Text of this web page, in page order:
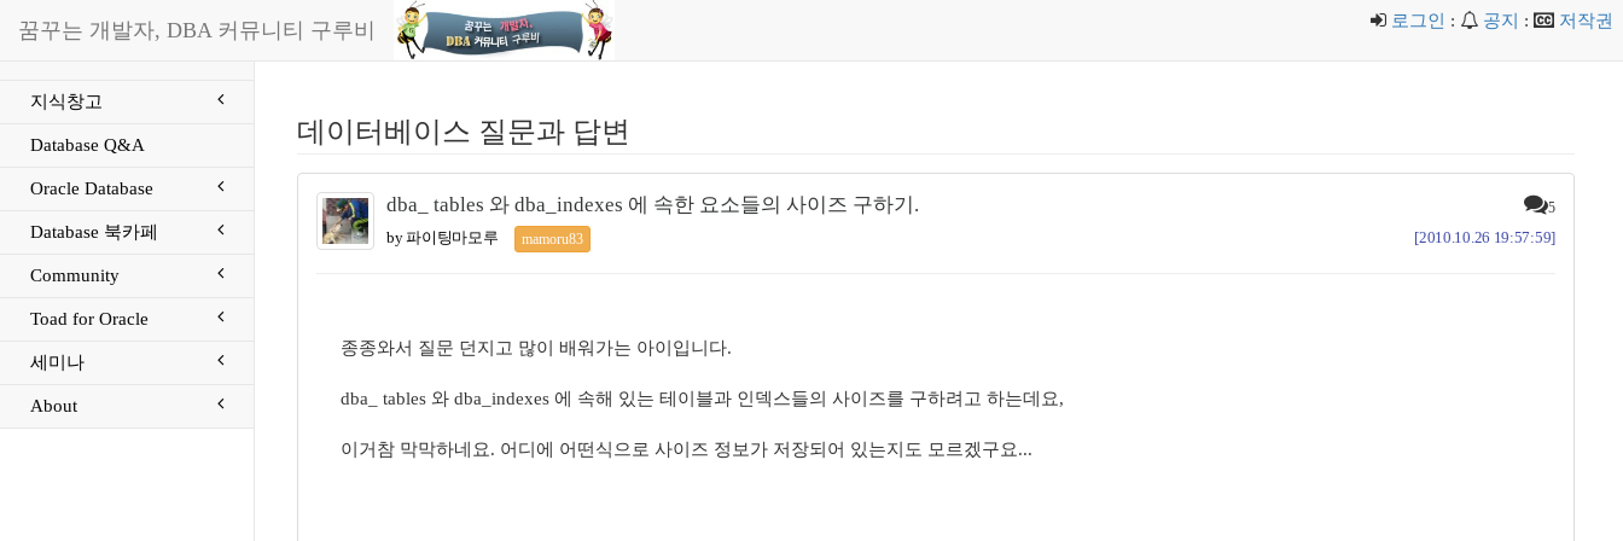
꿈꾸는 개발자, DBA 커뮤니티 구루비 로그인 : 공지 : 저작권
지식창고
Database Q&A
Oracle Database
Database 북카페
Community
Toad for Oracle
세미나
About
데이터베이스 질문과 답변
dba_ tables 와 dba_indexes 에 속한 요소들의 사이즈 구하기. 5
by 파이팅마모루 mamoru83 [2010.10.26 19:57:59]
종종와서 질문 던지고 많이 배워가는 아이입니다.
dba_ tables 와 dba_indexes 에 속해 있는 테이블과 인덱스들의 사이즈를 구하려고 하는데요,
이거참 막막하네요. 어디에 어떤식으로 사이즈 정보가 저장되어 있는지도 모르겠구요...